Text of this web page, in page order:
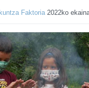
Faktoria 2022ko